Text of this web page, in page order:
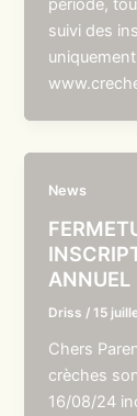
période,
suivi des
News
ANNUEL
Driss /15
Chers
crèches
16/08/24